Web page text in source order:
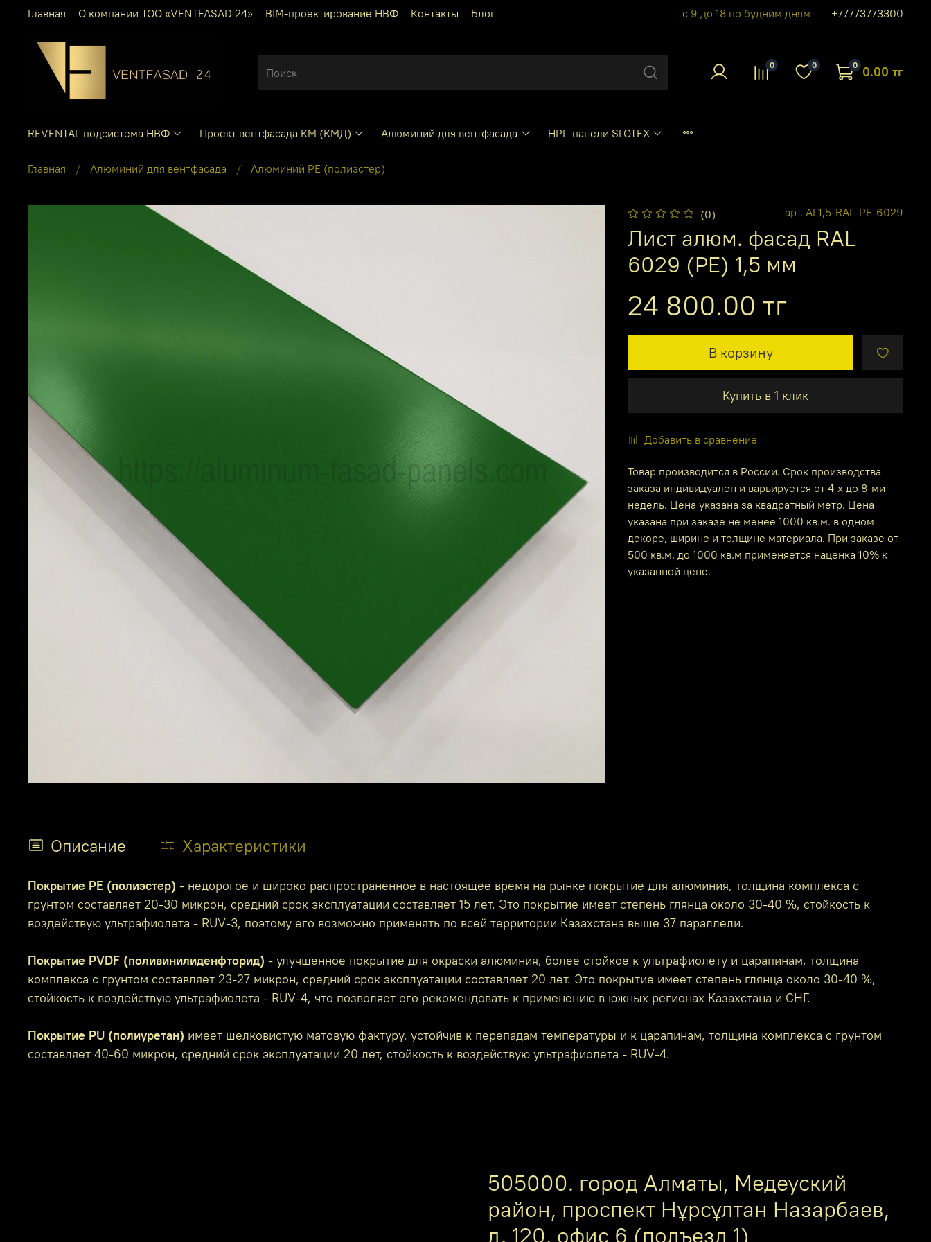
Главная О компании ТОО «VENTFASAD 24» BIM-проектирование НВФ Контакты Блог с 9 до 18 по будним дням +77773773300
0 0 0 0.00 тг
REVENTAL подсистема НВФ Проект вентфасада КМ (КМД) Алюминий для вентфасада HPL-панели SLOTEX
Главная Алюминий для вентфасада Алюминий PE (полиэстер)
(0) арт. AL1,5-RAL-PE-6029
Лист алюм. фасад RAL
6029 (PE) 1,5 мм
24 800.00 тг
В корзину
Купить в 1 клик
Добавить в сравнение
Товар производится в России. Срок производства
заказа индивидуален и варьируется от 4-х до 8-ми
недель. Цена указана за квадратный метр. Цена
указана при заказе не менее 1000 кв.м. в одном
декоре, ширине и толщине материала. При заказе от
500 кв.м. до 1000 кв.м применяется наценка 10% к
указанной цене.
Описание Характеристики
Покрытие PE (полиэстер) - недорогое и широко распространенное в настоящее время на рынке покрытие для алюминия, толщина комплекса с
грунтом составляет 20-30 микрон, средний срок эксплуатации составляет 15 лет. Это покрытие имеет степень глянца около 30-40 %, стойкость к
воздействую ультрафиолета - RUV-3, поэтому его возможно применять по всей территории Казахстана выше 37 параллели.
Покрытие PVDF (поливинилиденфторид) - улучшенное покрытие для окраски алюминия, более стойкое к ультрафиолету и царапинам, толщина
комплекса с грунтом составляет 23-27 микрон, средний срок эксплуатации составляет 20 лет. Это покрытие имеет степень глянца около 30-40 %,
стойкость к воздействую ультрафиолета - RUV-4, что позволяет его рекомендовать к применению в южных регионах Казахстана и СНГ.
Покрытие PU (полиуретан) имеет шелковистую матовую фактуру, устойчив к перепадам температуры и к царапинам, толщина комплекса с грунтом
составляет 40-60 микрон, средний срок эксплуатации 20 лет, стойкость к воздействую ультрафиолета - RUV-4.
505000. город Алматы, Медеуский
район, проспект Нұрсұлтан Назарбаев,
д. 120, офис 6 (подъезд 1)